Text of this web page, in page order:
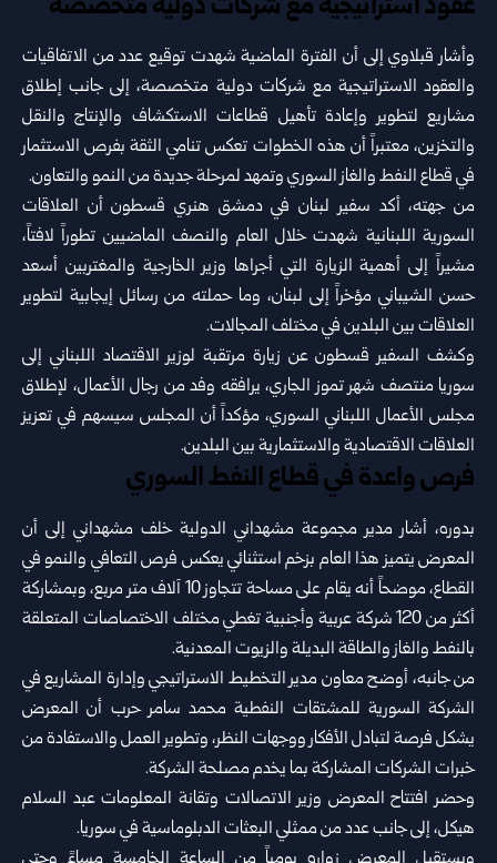
عقود استراتيجية مع شركات دولية متخصصة
وأشار قبلاوي إلى أن الفترة الماضية شهدت توقيع عدد من الاتفاقيات
والعقود الاستراتيجية مع شركات دولية متخصصة، ‏إلى جانب إطلاق
مشاريع لتطوير وإعادة تأهيل قطاعات الاستكشاف والإنتاج والنقل
والتخزين، معتبراً أن هذه الخطوات ‏تعكس تنامي الثقة بفرص الاستثمار
في قطاع النفط والغاز السوري وتمهد لمرحلة جديدة من النمو والتعاون.‏
من جهته، أكد سفير لبنان في دمشق هنري قسطون أن العلاقات
السورية اللبنانية شهدت خلال العام والنصف الماضيين ‏تطوراً لافتاً،
مشيراً إلى أهمية الزيارة التي أجراها وزير الخارجية والمغتربين أسعد
حسن الشيباني مؤخراً إلى لبنان، وما ‏حملته من رسائل إيجابية لتطوير
العلاقات بين البلدين في مختلف المجالات.‏
وكشف السفير قسطون عن زيارة مرتقبة لوزير الاقتصاد اللبناني إلى
سوريا منتصف شهر تموز الجاري، يرافقه وفد من ‏رجال الأعمال، لإطلاق
مجلس الأعمال اللبناني السوري، مؤكداً أن المجلس سيسهم في تعزيز
العلاقات الاقتصادية ‏والاستثمارية بين البلدين.‏
فرص واعدة في قطاع النفط السوري
بدوره، أشار مدير مجموعة مشهداني الدولية خلف مشهداني إلى أن
المعرض يتميز هذا العام بزخم استثنائي يعكس فرص ‏التعافي والنمو في
القطاع، موضحاً أنه يقام على مساحة تتجاوز 10 آلاف متر مربع، وبمشاركة
أكثر من 120 شركة ‏عربية وأجنبية تغطي مختلف الاختصاصات المتعلقة
بالنفط والغاز والطاقة البديلة والزيوت المعدنية.‏
من جانبه، أوضح معاون مدير التخطيط الاستراتيجي وإدارة المشاريع في
الشركة السورية للمشتقات النفطية محمد سامر ‏حرب أن المعرض
يشكل فرصة لتبادل الأفكار ووجهات النظر، وتطوير العمل والاستفادة من
خبرات الشركات المشاركة ‏بما يخدم مصلحة الشركة.‏
وحضر افتتاح المعرض وزير الاتصالات وتقانة المعلومات عبد السلام
هيكل، إلى جانب عدد من ممثلي البعثات الدبلوماسية ‏في سوريا.‏